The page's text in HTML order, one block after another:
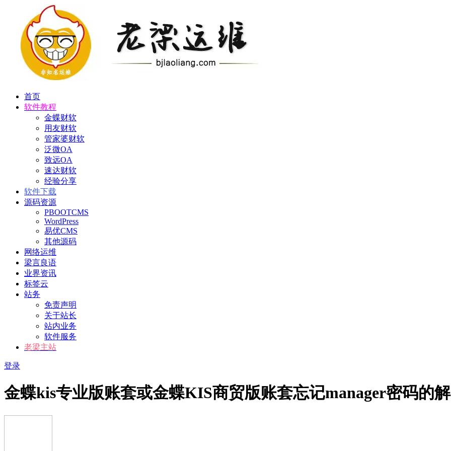
首页
软件教程
金蝶财软
用友财软
管家婆财软
泛微OA
致远OA
速达财软
经验分享
软件下载
源码资源
PBOOTCMS
WordPress
易优CMS
其他源码
网络运维
梁言良语
业界资讯
标签云
站务
免责声明
关于站长
站内业务
软件服务
老梁主站
登录
金蝶kis专业版账套或金蝶KIS商贸版账套忘记manager密码的